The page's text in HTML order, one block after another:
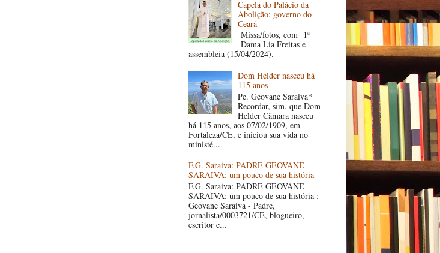
Capela do Palácio da
Abolição: governo do
Ceará
Missa/fotos, com 1ª
Dama Lia Freitas e
assembleia (15/04/2024).
Dom Helder nasceu há
115 anos
Pe. Geovane Saraiva*
Recordar, sim, que Dom
Helder Câmara nasceu
há 115 anos, aos 07/02/1909, em
Fortaleza/CE, e iniciou sua vida no
ministé...
F.G. Saraiva: PADRE GEOVANE
SARAIVA: um pouco de sua história
F.G. Saraiva: PADRE GEOVANE
SARAIVA: um pouco de sua história :
Geovane Saraiva - Padre,
jornalista/0003721/CE, blogueiro,
escritor e...